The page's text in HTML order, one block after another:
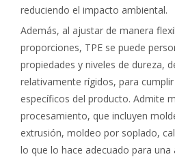
reduciendo el impacto ambiental.
Además, al ajustar de manera
proporciones, TPE se puede
propiedades y niveles de dureza,
relativamente rígidos, para
específicos del producto. Admite
procesamiento, que incluyen
extrusión, moldeo por soplado,
lo que lo hace adecuado para una